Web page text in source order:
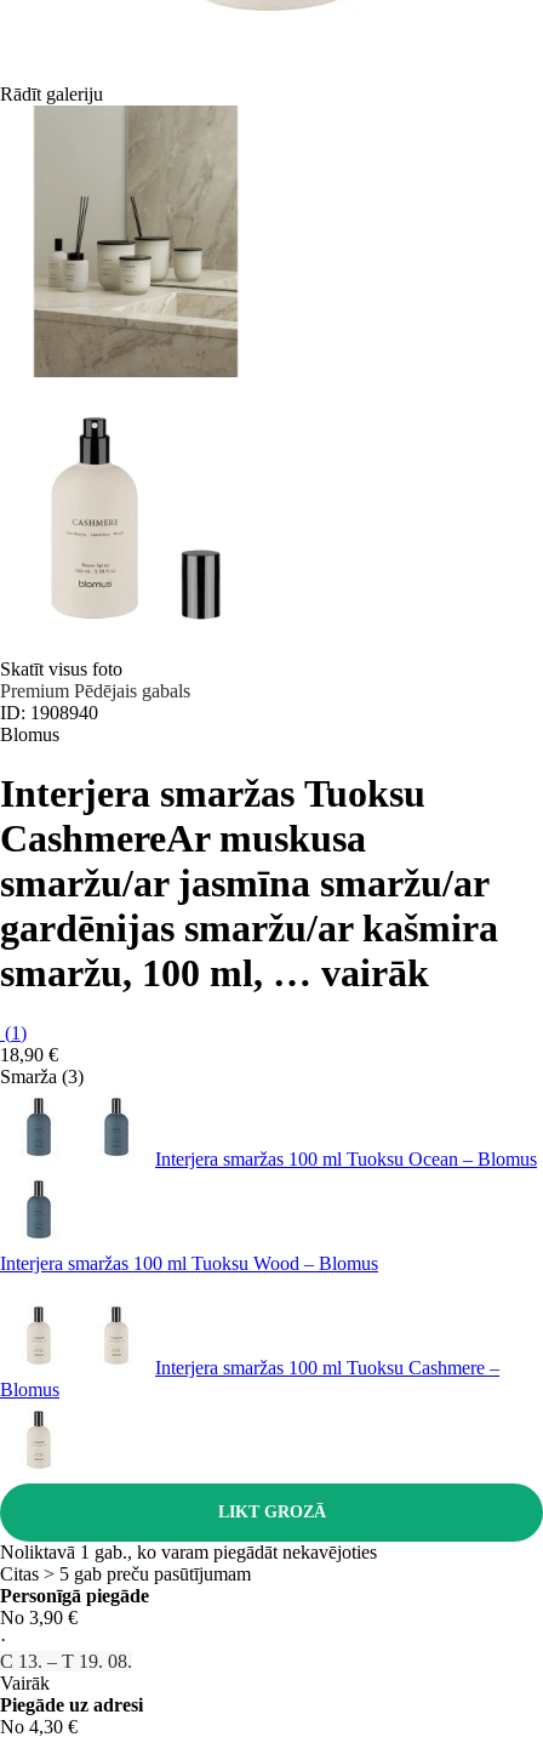
Rādīt galeriju
Skatīt visus foto
Premium Pēdējais gabals
ID: 1908940
Blomus
Interjera smaržas Tuoksu
CashmereAr muskusa
smaržu/ar jasmīna smaržu/ar
gardēnijas smaržu/ar kašmira
smaržu, 100 ml, … vairāk
(1)
18,90 €
Smarža (3)
Interjera smaržas 100 ml Tuoksu Ocean – Blomus
Interjera smaržas 100 ml Tuoksu Wood – Blomus
Interjera smaržas 100 ml Tuoksu Cashmere –
Blomus
LIKT GROZĀ
Noliktavā 1 gab., ko varam piegādāt nekavējoties
Citas > 5 gab preču pasūtījumam
Personīgā piegāde
No 3,90 €
·
C 13. – T 19. 08.
Vairāk
Piegāde uz adresi
No 4,30 €